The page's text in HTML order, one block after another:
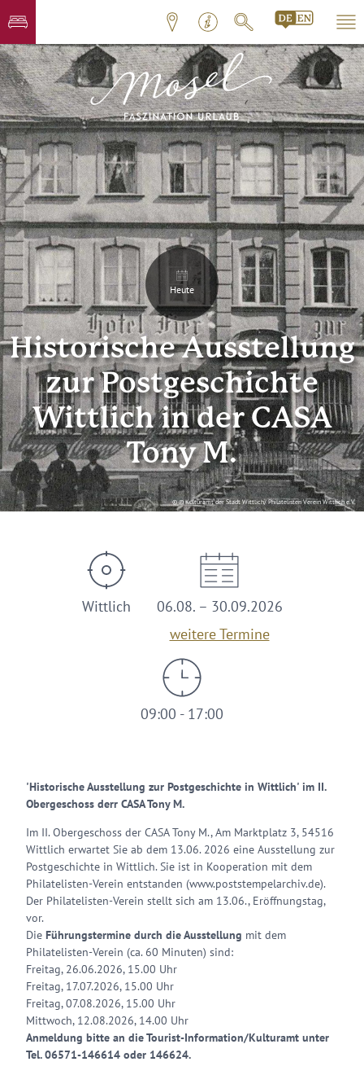
© © Kulturamt der Stadt Wittlich/ Philatelisten Verein Wittlich e.V.
Heute
Historische Ausstellung
zur Postgeschichte
Wittlich in der CASA
Tony M.
Wittlich
06.08. – 30.09.2026
weitere Termine
09:00 - 17:00
'Historische Ausstellung zur Postgeschichte in Wittlich' im II.
Obergeschoss derr CASA Tony M.
Im II. Obergeschoss der CASA Tony M., Am Marktplatz 3, 54516
Wittlich erwartet Sie ab dem 13.06. 2026 eine Ausstellung zur
Postgeschichte in Wittlich. Sie ist in Kooperation mit dem
Philatelisten-Verein entstanden (www.poststempelarchiv.de).
Der Philatelisten-Verein stellt sich am 13.06., Eröffnungstag,
vor.
Die Führungstermine durch die Ausstellung mit dem
Philatelisten-Verein (ca. 60 Minuten) sind:
Freitag, 26.06.2026, 15.00 Uhr
Freitag, 17.07.2026, 15.00 Uhr
Freitag, 07.08.2026, 15.00 Uhr
Mittwoch, 12.08.2026, 14.00 Uhr
Anmeldung bitte an die Tourist-Information/Kulturamt unter
Tel. 06571-146614 oder 146624.